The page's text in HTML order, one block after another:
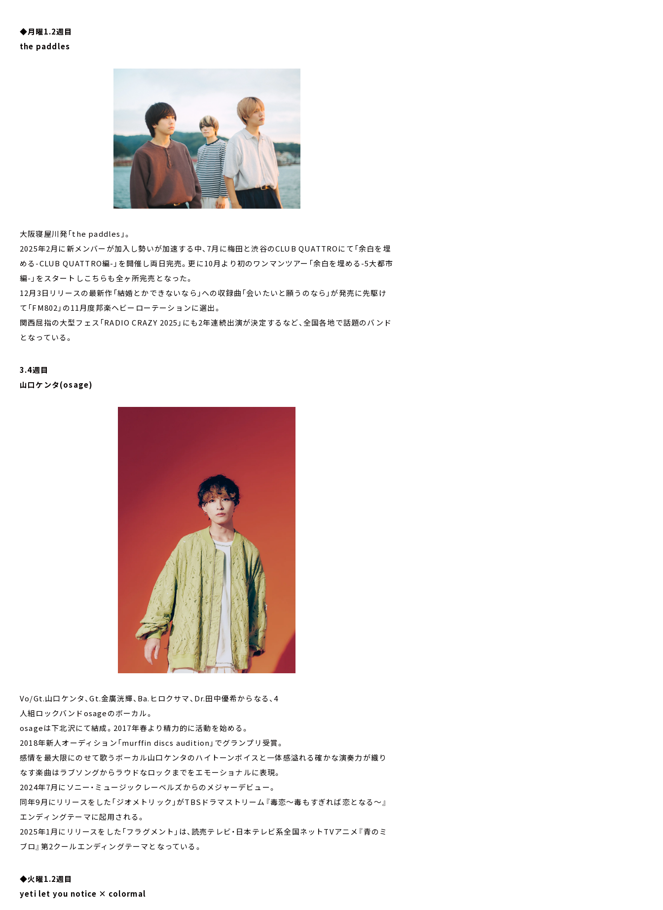
◆月曜1.2週目
the paddles
大阪寝屋川発「the paddles」。
2025年2月に新メンバーが加入し勢いが加速する中、7月に梅田と渋谷のCLUB QUATTROにて「余白を埋
める-CLUB QUATTRO編-」を開催し両日完売。更に10月より初のワンマンツアー「余白を埋める-5大都市
編-」をスタートしこちらも全ヶ所完売となった。
12月3日リリースの最新作「結婚とかできないなら」への収録曲「会いたいと願うのなら」が発売に先駆け
て「FM802」の11月度邦楽ヘビーローテーションに選出。
関西屈指の大型フェス「RADIO CRAZY 2025」にも2年連続出演が決定するなど、全国各地で話題のバンド
となっている。
3.4週目
山口ケンタ(osage)
Vo/Gt.山口ケンタ、Gt.金廣洸輝、Ba.ヒロクサマ、Dr.田中優希からなる、4
人組ロックバンドosageのボーカル。
osageは下北沢にて結成。2017年春より精力的に活動を始める。
2018年新人オーディション「murffin discs audition」でグランプリ受賞。
感情を最大限にのせて歌うボーカル山口ケンタのハイトーンボイスと一体感溢れる確かな演奏力が織り
なす楽曲はラブソングからラウドなロックまでをエモーショナルに表現。
2024年7月にソニー・ミュージックレーベルズからのメジャーデビュー。
同年9月にリリースをした「ジオメトリック」がTBSドラマストリーム『毒恋～毒もすぎれば恋となる～』
エンディングテーマに起用される。
2025年1月にリリースをした「フラグメント」は、読売テレビ・日本テレビ系全国ネットTVアニメ『青のミ
ブロ』第2クールエンディングテーマとなっている。
◆火曜1.2週目
yeti let you notice × colormal